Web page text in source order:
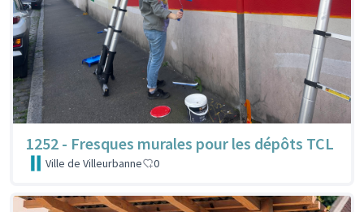
1252 - Fresques murales pour les dépôts TCL
Ville de Villeurbanne 0